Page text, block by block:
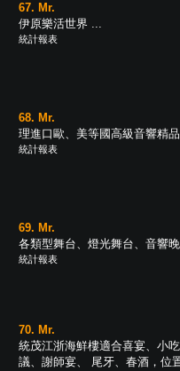
67. Mr.
伊原樂活世界 ...
統計報表
68. Mr.
理進口歐、美等國高級音響精
統計報表
69. Mr.
各類型舞台、燈光舞台、音響
統計報表
70. Mr.
統茂江浙海鮮樓適合喜宴、小
議、謝師宴、 尾牙、春酒，位